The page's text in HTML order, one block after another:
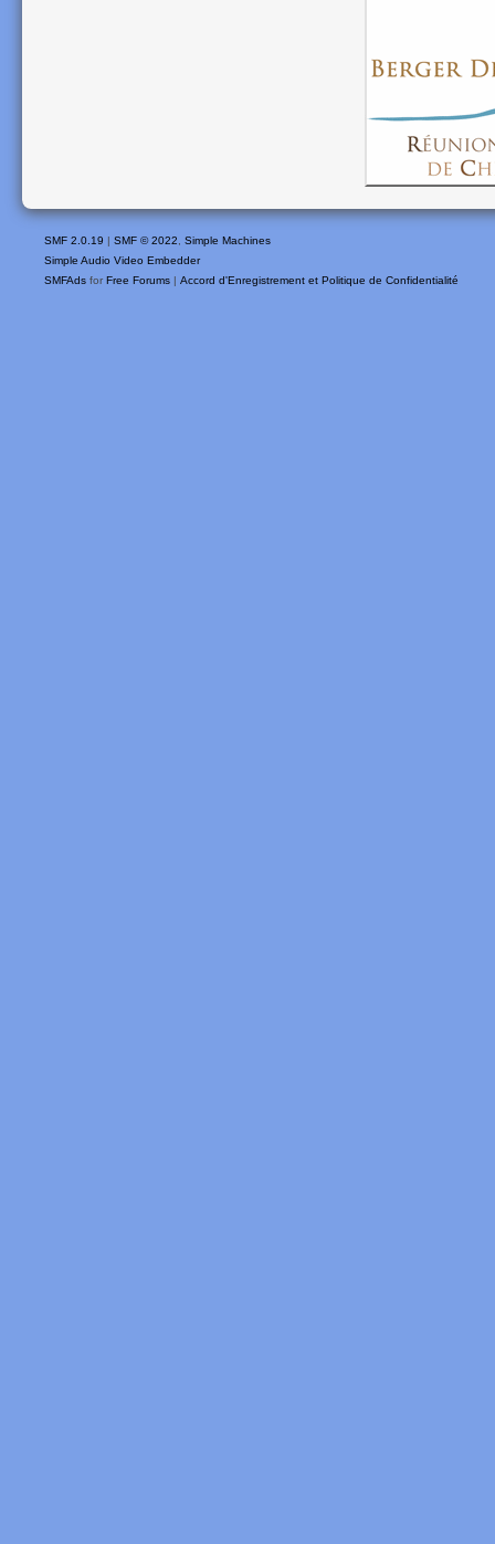
SMF 2.0.19 | SMF © 2022
Simple Machines
Simple Audio Video Embedder
SMFAds for Free Forums | Accord d'Enregistrement et Politique de Confidentialité